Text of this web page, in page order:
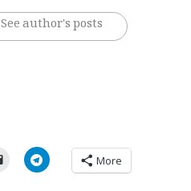
See author's posts
More